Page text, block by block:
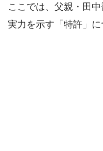
ここでは、父親・田
実力を示す「特許」に